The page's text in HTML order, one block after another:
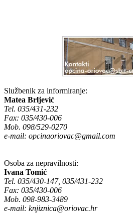
Službenik za informiranje:
Matea Brljević
Tel. 035/431-232
Fax: 035/430-006
Mob. 098/529-0270
e-mail: opcinaoriovac@gmail.com
Osoba za nepravilnosti:
Ivana Tomić
Tel. 035/430-147, 035/431-232
Fax: 035/430-006
Mob. 098-983-3489
e-mail: knjiznica@oriovac.hr